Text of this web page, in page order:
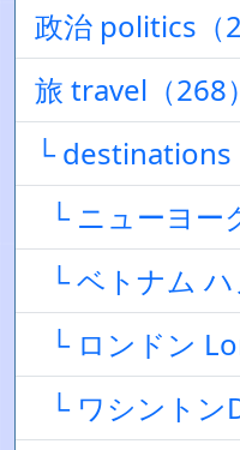
政治 politics（
旅 travel（268）
└ destinations
└ ニューヨー
└ ベトナム ハ
└ ロンドン
└ ワシントン